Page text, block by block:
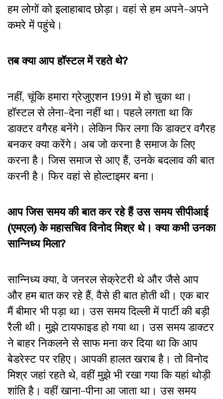
हम लोगों को इलाहाबाद छोड़ा। वहां से हम अपने-अपने
कमरे में पहुंचे।
तब क्या आप हॉस्टल में रहते थे?
नहीं, चूंकि हमारा ग्रेजुएशन 1991 में हो चुका था।
हॉस्टल से लेना-देना नहीं था। पहले लगता था कि
डाक्टर वगैरह बनेंगे। लेकिन फिर लगा कि डाक्टर वगैरह
बनकर क्या करेंगे। अब जो करना है समाज के लिए
करना है। जिस समाज से आए हैं, उनके बदलाव की बात
करनी है। फिर वहां से होल्टाइमर बना।
आप जिस समय की बात कर रहे हैं उस समय सीपीआई
(एमएल) के महासचिव विनोद मिश्र थे। क्या कभी उनका
सान्निध्य मिला?
सान्निध्य क्या, वे जनरल सेक्रेटरी थे और जैसे आप
और हम बात कर रहे हैं, वैसे ही बात होती थी। एक बार
मैं बीमार भी पड़ा था। उस समय दिल्ली में पार्टी की बड़ी
रैली थी। मुझे टायफाइड हो गया था। उस समय डाक्टर
ने बाहर निकलने से साफ मना कर दिया था कि आप
बेडरेस्ट पर रहिए। आपकी हालत खराब है। तो विनोद
मिश्र जहां रहते थे, वहीं मुझे भी रखा गया कि यहां थोड़ी
शांति है। वहीं खाना-पीना आ जाता था। उस समय